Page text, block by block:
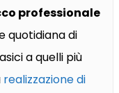
professionale
quotidiana di
a quelli più
realizzazione di